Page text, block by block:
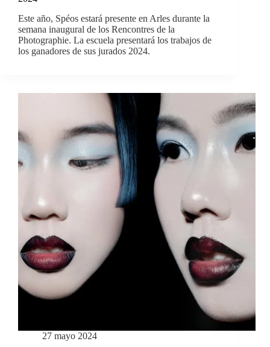
Este año, Spéos estará presente en Arles durante la
semana inaugural de los Rencontres de la
Photographie. La escuela presentará los trabajos de
los ganadores de sus jurados 2024.
27 mayo 2024